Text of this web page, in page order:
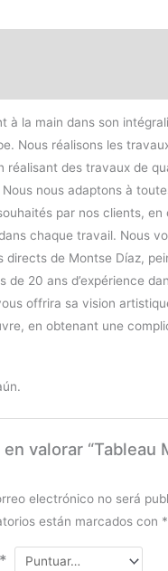
à la main dans son
Nous réalisons les
réalisant des travaux de
nous adaptons à
par nos clients, en
chaque travail. Nous
directs de Montse Díaz,
de 20 ans d’expérience
offrira sa vision
en obtenant une
valorar “Tableau
electrónico no será
están marcados con *
*